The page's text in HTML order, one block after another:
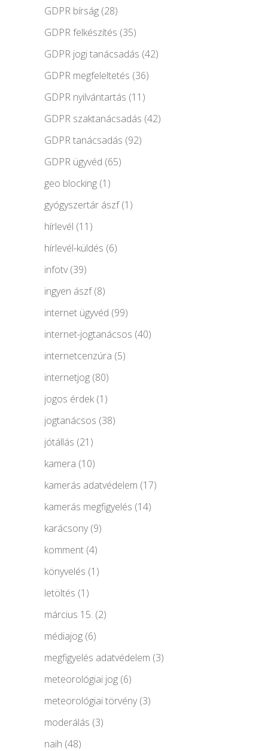
GDPR bírság (28)
GDPR felkészítés (35)
GDPR jogi tanácsadás (42)
GDPR megfeleltetés (36)
GDPR nyilvántartás (11)
GDPR szaktanácsadás (42)
GDPR tanácsadás (92)
GDPR ügyvéd (65)
geo blocking (1)
gyógyszertár ászf(1)
hírlevél (11)
hírlevél-küldés (6)
infotv(39)
ingyen ászf(8)
internet ügyvéd (99)
internet-jogtanácsos (40)
internetcenzúra (5)
internetjog (80)
jogos érdek(1)
jogtanácsos (38)
jótállás (21)
kamera (10)
kamerás adatvédelem (17)
kamerás megfigyelés (14)
karácsony(9)
komment (4)
könyvelés (1)
letöltés (1)
március 15. (2)
médiajog (6)
megfigyelés adatvédelem (3)
meteorológiai jog (6)
meteorológiai törvény(3)
moderálás (3)
naih (48)